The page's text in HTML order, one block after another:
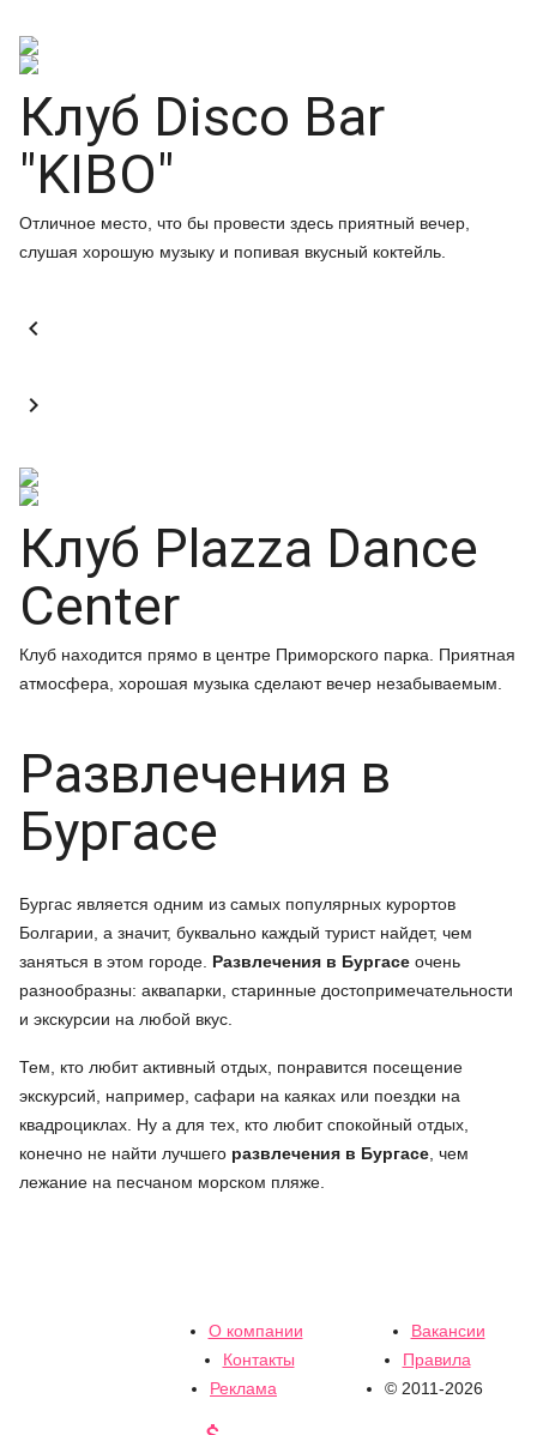
Клуб Disco Bar
"KIBO"
Отличное место, что бы провести здесь приятный вечер,
слушая хорошую музыку и попивая вкусный коктейль.


Клуб Plazza Dance
Center
Клуб находится прямо в центре Приморского парка. Приятная
атмосфера, хорошая музыка сделают вечер незабываемым.
Развлечения в
Бургасе
Бургас является одним из самых популярных курортов
Болгарии, а значит, буквально каждый турист найдет, чем
заняться в этом городе. Развлечения в Бургасе очень
разнообразны: аквапарки, старинные достопримечательности
и экскурсии на любой вкус.
Тем, кто любит активный отдых, понравится посещение
экскурсий, например, сафари на каяках или поездки на
квадроциклах. Ну а для тех, кто любит спокойный отдых,
конечно не найти лучшего развлечения в Бургасе , чем
лежание на песчаном морском пляже.
О компании
Вакансии
Контакты
Правила
Реклама
© 2011-2026